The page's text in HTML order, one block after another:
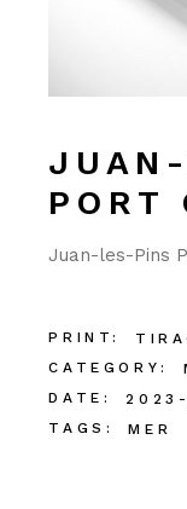
PORT
Juan-les-Pins
PRINT:
CATEGORY:
DATE:
TAGS:
MER